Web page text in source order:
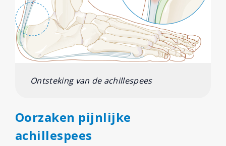
Ontsteking van de achillespees
Oorzaken pijnlijke
achillespees